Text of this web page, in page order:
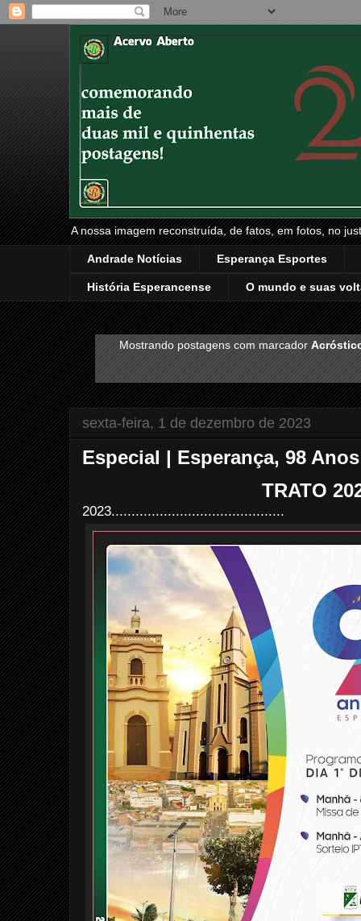
A nossa imagem reconstruída, de fatos, em fotos, no
Andrade Notícias Esperança Esportes
História Esperancense O mundo e suas
Mostrando postagens com marcador
sexta-feira, 1 de dezembro de 2023
Especial | Esperança, 98
TRATO
2023...........................................